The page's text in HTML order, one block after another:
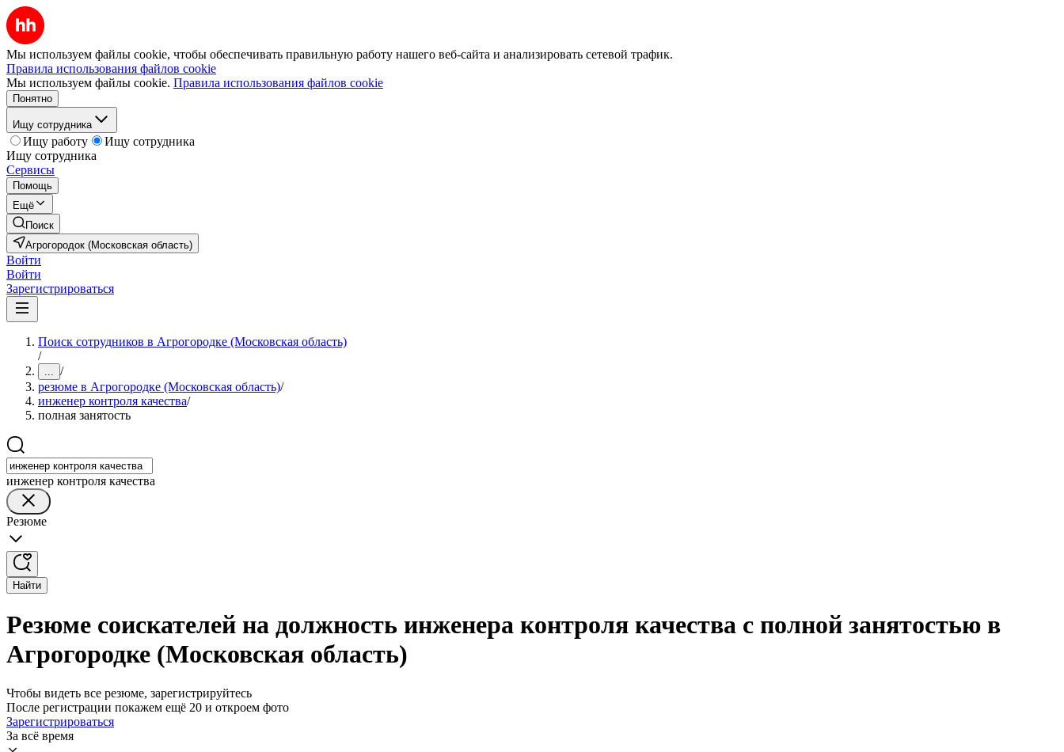
Мы используем файлы cookie, чтобы обеспечивать правильную работу нашего веб-сайта и анализировать сетевой трафик.
Правила использования файлов cookie
Мы используем файлы cookie. Правила использования файлов cookie
Понятно
Ищу сотрудника
Ищу работу
Ищу сотрудника
Ищу сотрудника
Сервисы
Помощь
Ещё
Поиск
Агрогородок (Московская область)
Войти
Войти
Зарегистрироваться
Поиск сотрудников в Агрогородке (Московская область)
/
... /
резюме в Агрогородке (Московская область)/
инженер контроля качества/
полная занятость
инженер контроля качества
Резюме
Найти
Резюме соискателей на должность инженера контроля качества с полной занятостью в
Агрогородке (Московская область)
Чтобы видеть все резюме, зарегистрируйтесь
После регистрации покажем ещё 20 и откроем фото
Зарегистрироваться
За всё время